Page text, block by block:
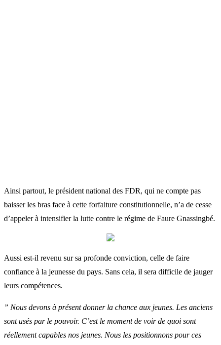
Ainsi partout, le président national des FDR, qui ne compte pas
baisser les bras face à cette forfaiture constitutionnelle, n’a de cesse
d’appeler à intensifier la lutte contre le régime de Faure Gnassingbé.
Aussi est-il revenu sur sa profonde conviction, celle de faire
confiance à la jeunesse du pays. Sans cela, il sera difficile de jauger
leurs compétences.
” Nous devons à présent donner la chance aux jeunes. Les anciens
sont usés par le pouvoir. C’est le moment de voir de quoi sont
réellement capables nos jeunes. Nous les positionnons pour ces